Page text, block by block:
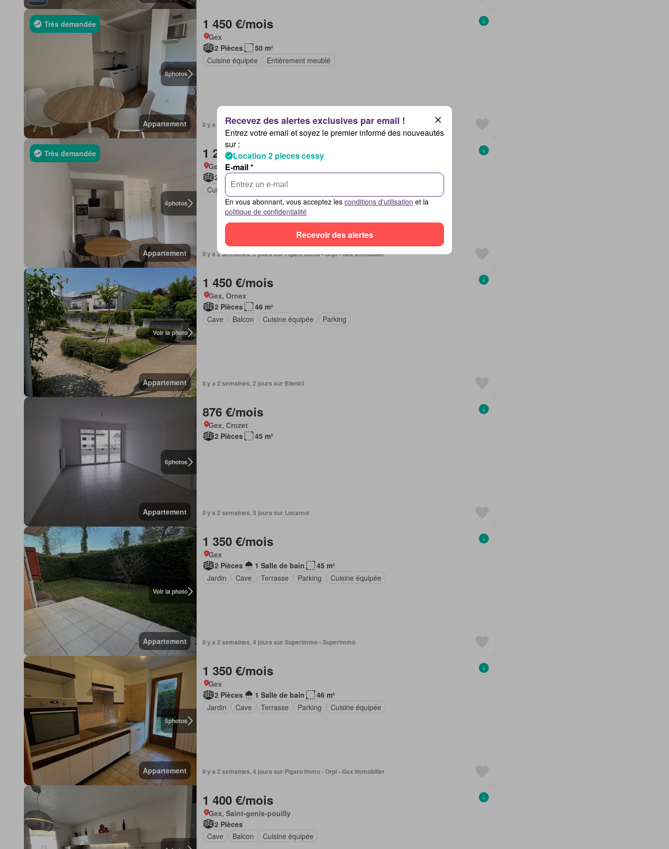
8photos
Très demandée
Appartement
1 450 €/mois
Gex
2 Pièces
50 m²
Cuisine équipée
Entièrement meublé
Il y a 2 semaines, 2 jours sur Figaro Immo - Orpi - Gex Immobilier
4photos
Très demandée
Appartement
1 235 €/mois
Gex
2 Pièces
Cuisine équipée
Entièrement meublé
Il y a 2 semaines, 2 jours sur Figaro Immo - Orpi - Gex Immobilier
Voir la photo
Appartement
1 450 €/mois
Gex, Ornex
2 Pièces
46 m²
Cave
Balcon Cuisine équipée Parking
Il y a 2 semaines, 2 jours sur Bienici
6photos
Appartement
876 €/mois
Gex, Crozet
2 Pièces
45 m²
Il y a 2 semaines, 3 jours sur Locamoi
Voir la photo
Appartement
1 350 €/mois
Gex
2 Pièces
1 Salle de bain
45 m²
Jardin
Cave Terrasse Parking Cuisine équipée
Il y a 2 semaines, 4 jours sur Superimmo - Superimmo
5photos
Appartement
1 350 €/mois
Gex
2 Pièces
1 Salle de bain
46 m²
Jardin
Cave Terrasse Parking Cuisine équipée
Il y a 2 semaines, 4 jours sur Figaro Immo - Orpi - Gex Immobilier
1 400 €/mois
Gex, Saint-genis-pouilly
2 Pièces
Cave
Balcon Cuisine équipée
Entrez votre email et soyez le premier informé des nouveautés
sur :
Location 2 pieces cessy
E-mail *
En vous abonnant, vous acceptez les conditions d'utilisation et la
politique de confidentialité
Recevoir des alertes